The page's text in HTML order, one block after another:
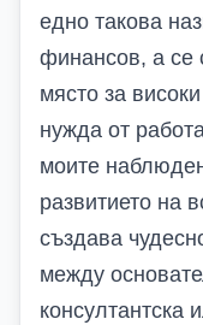
едно такова
финансов, а се
място за
нужда от
моите
развитието на
създава
между
консултантска